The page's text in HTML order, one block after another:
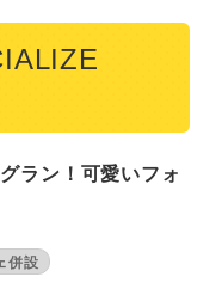
ラン！可愛いフォ
併設